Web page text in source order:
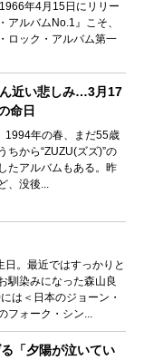
年4月15日にリリー
アルバムNo.1』こそ、
ロック・アルバム第一
近い悲しみ…3月17
命日
1994年の春、まだ55歳
ちから“ZUZU(ズズ)”の
たアルバムもある。昨
没後...
。最近ではすっかりと
馴染みになった森山良
は＜日本のジョーン・
フォーク・シン...
「夕陽が泣いてい